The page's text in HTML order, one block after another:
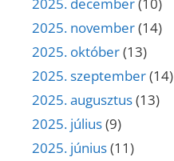
2025. november(14)
2025. október(13)
2025. szeptember(14)
2025. augusztus(13)
2025. július(9)
2025. június(11)